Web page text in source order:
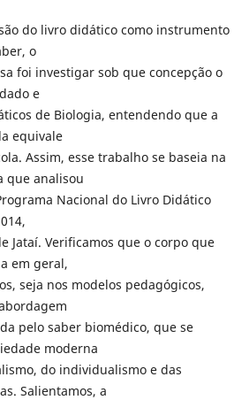
do livro didático como instrumento
o
foi investigar sob que concepção o
e
de Biologia, entendendo que a
equivale
Assim, esse trabalho se baseia na
que analisou
Nacional do Livro Didático
Jataí. Verificamos que o corpo que
em geral,
seja nos modelos pedagógicos,
pelo saber biomédico, que se
moderna
do individualismo e das
Salientamos, a